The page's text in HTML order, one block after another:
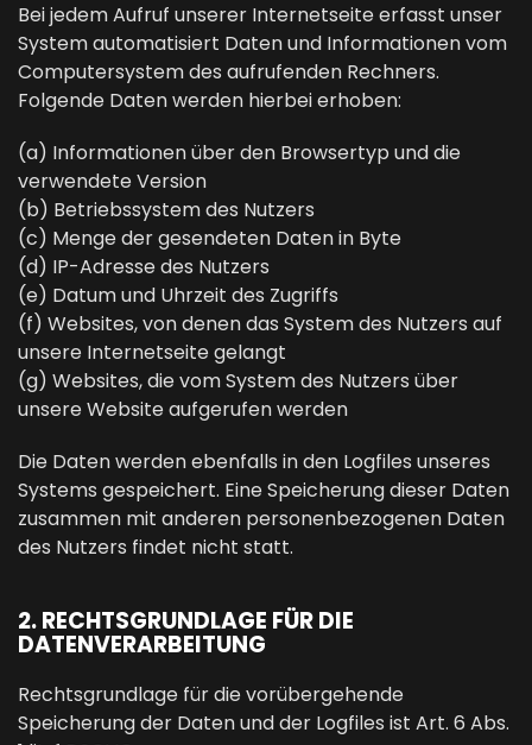
Bei jedem Aufruf unserer Internetseite erfasst unser
System automatisiert Daten und Informationen vom
Computersystem des aufrufenden Rechners.
Folgende Daten werden hierbei erhoben:
(a) Informationen über den Browsertyp und die
verwendete Version
(b) Betriebssystem des Nutzers
(c) Menge der gesendeten Daten in Byte
(d) IP-Adresse des Nutzers
(e) Datum und Uhrzeit des Zugriffs
(f) Websites, von denen das System des Nutzers auf
unsere Internetseite gelangt
(g) Websites, die vom System des Nutzers über
unsere Website aufgerufen werden
Die Daten werden ebenfalls in den Logfiles unseres
Systems gespeichert. Eine Speicherung dieser Daten
zusammen mit anderen personenbezogenen Daten
des Nutzers findet nicht statt.
2. RECHTSGRUNDLAGE FÜR DIE
DATENVERARBEITUNG
Rechtsgrundlage für die vorübergehende
Speicherung der Daten und der Logfiles ist Art. 6 Abs.